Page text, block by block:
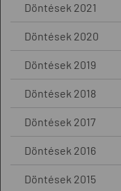
Döntések 2021
Döntések 2020
Döntések 2019
Döntések 2018
Döntések 2017
Döntések 2016
Döntések 2015